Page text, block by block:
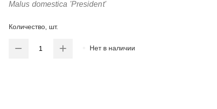
Malus domestica 'President'
Количество, шт.
Нет в наличии